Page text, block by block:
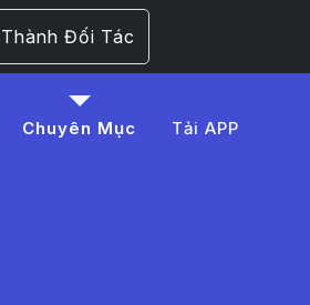
Đối Tác
Chuyên Mục Tải APP